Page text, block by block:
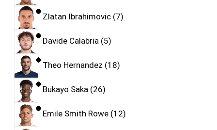
Zlatan Ibrahimovic 7
Davide Calabria 5
Theo Hernandez 18
Bukayo Saka 26
Emile Smith Rowe 12